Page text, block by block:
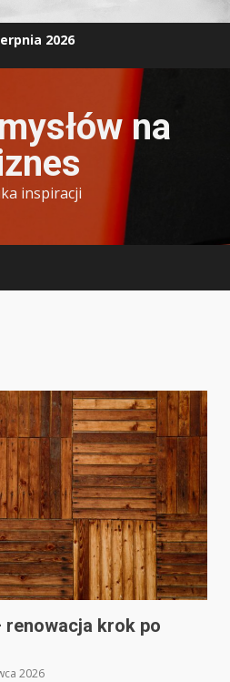
2026
na
inspiracji
renowacja krok po
2026